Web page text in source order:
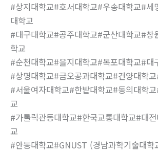
#상지대학교#호서대학교#우송대학교#세
대학교
#대구대학교#공주대학교#군산대학교#창
학교
#순천대학교#을지대학교#목포대학교#대
#상명대학교#금오공과대학교#건양대학
#서울여자대학교#한밭대학교#동의대학
교
#가톨릭관동대학교#한국교통대학교#대
교
#안동대학교#GNUST (경남과학기술대학